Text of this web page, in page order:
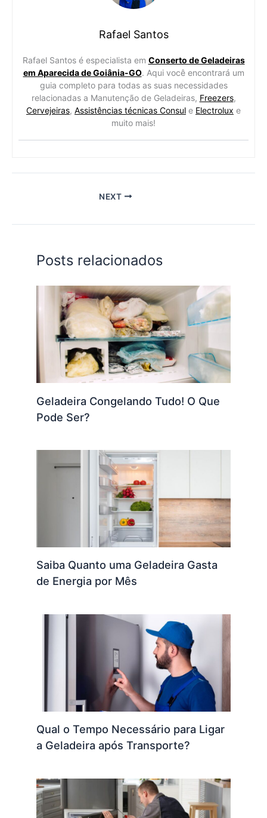
Rafael Santos
Rafael Santos é especialista em Conserto de Geladeiras
em Aparecida de Goiânia-GO. Aqui você encontrará um
guia completo para todas as suas necessidades
relacionadas a Manutenção de Geladeiras, Freezers,
Cervejeiras, Assistências técnicas Consul e Electrolux e
muito mais!
NEXT
Posts relacionados
Geladeira Congelando Tudo! O Que
Pode Ser?
Saiba Quanto uma Geladeira Gasta
de Energia por Mês
Qual o Tempo Necessário para Ligar
a Geladeira após Transporte?